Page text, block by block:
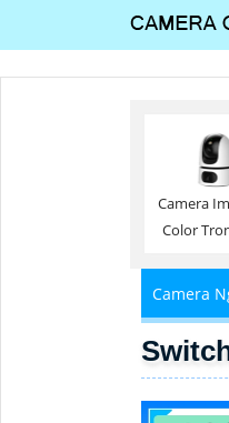
Camera
Color
Camera